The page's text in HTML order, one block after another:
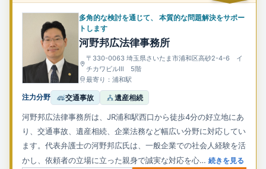
労働問題
企業法務
多角的な検討を通じて、 本質的な問題解決をサポー
トします
河野邦広法律事務所
〒330-0063 埼玉県さいたま市浦和区高砂2-4-6 イ
チカワビルⅢ 5階
最寄り：浦和駅
注力分野 交通事故 遺産相続
河野邦広法律事務所は、JR浦和駅西口から徒歩4分の好立地にあ
り、交通事故、遺産相続、企業法務など幅広い分野に対応してい
ます。代表弁護士の河野邦広氏は、一般企業での社会人経験を活
かし、依頼者の立場に立った親身で誠実な対応を心… 続きを見る